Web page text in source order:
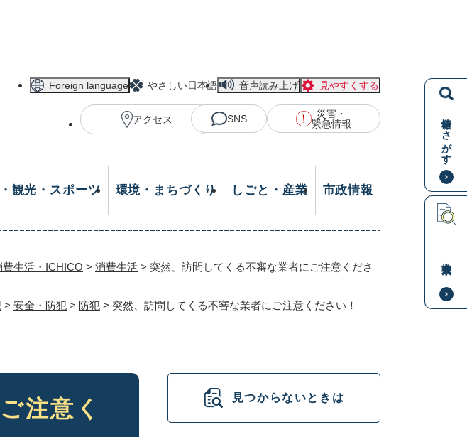
情報をさがす
Foreign language やさしい日本語 音声読み上げ 見やすくする
アクセス SNS
災害・
緊急情報
観光・スポーツ 環境・まちづくり しごと・産業 市政情報
費生活・ICHICO > 消費生活 > 突然、訪問してくる不審な業者にご注意くださ
> 安全・防犯 > 防犯 > 突然、訪問してくる不審な業者にご注意ください！
注意く
見つからないときは